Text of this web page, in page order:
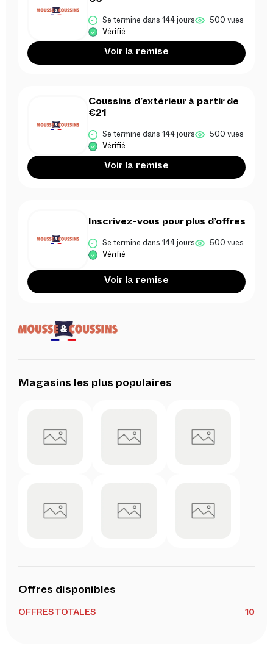
Se termine dans 144 jours 500 vues
Vérifié
Voir la remise
Coussins d’extérieur à partir de
€21
Se termine dans 144 jours 500 vues
Vérifié
Voir la remise
Inscrivez-vous pour plus d’offres
Se termine dans 144 jours 500 vues
Vérifié
Voir la remise
Magasins les plus populaires
Offres disponibles
OFFRES TOTALES 10